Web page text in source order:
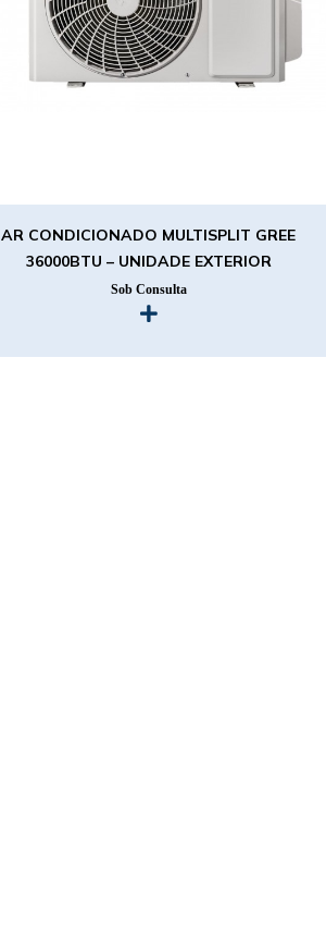
AR CONDICIONADO MULTISPLIT GREE
36000BTU – UNIDADE EXTERIOR
Sob Consulta